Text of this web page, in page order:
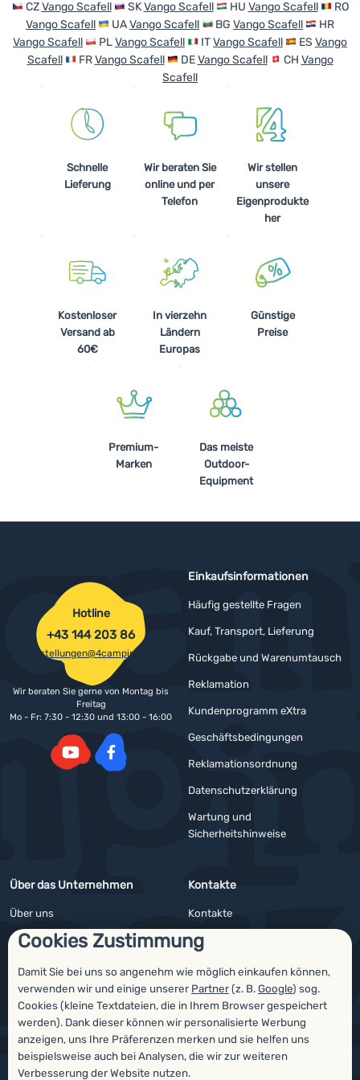
Cookies Zustimmung
Damit Sie bei uns so angenehm wie möglich einkaufen können,
verwenden wir und einige unserer Partner(z. B.Google) sog.
Cookies (kleine Textdateien, die in Ihrem Browser gespeichert
werden). Dank dieser können wir personalisierte Werbung
anzeigen, uns Ihre Präferenzen merken und sie helfen uns
beispielsweise auch bei Analysen, die wir zur weiteren
Verbesserung der Website nutzen.
Anmelden /
Registrieren
CZVango Scafell SKVango Scafell HU Vango Scafell
RO
Vango Scafell
UAVango Scafell BG Vango Scafell
HR
Vango Scafell
PLVango Scafell ITVango Scafell ES Vango
Scafell
FRVango Scafell DEVango Scafell CH Vango
Scafell
Schnelle
Lieferung
Wir beraten Sie
online und per
Telefon
Wir stellen
unsere
Eigenprodukte
her
Kostenloser
Versand ab
60€
In vierzehn
Ländern
Europas
Günstige
Preise
Premium-
Marken
Das meiste
Outdoor-
Equipment
Einkaufsinformationen
Häufig gestellte Fragen
Kauf, Transport, Lieferung
Rückgabe und Warenumtausch
Reklamation
Kundenprogramm eXtra
Geschäftsbedingungen
Reklamationsordnung
Datenschutzerklärung
Wartung und
Sicherheitshinweise
Über das Unternehmen
Über uns
Impressum
4camping4nature
Unsere Tester
Kontakte
Kontakte
Angebote für Firmen und Vereine
Newsletter
Hotline
+43 144 203 86
bestellungen@4camping.at
Wir beraten Sie gerne von Montag bis
Freitag
Mo - Fr: 7:30 - 12:30 und 13:00 - 16:00
Auszeichnungen